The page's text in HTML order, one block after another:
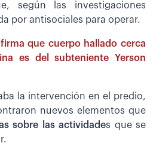
según las investigaciones
por antisociales para operar.
que cuerpo hallado cerca
es del subteniente Yerson
la intervención en el predio,
nuevos elementos que
sobre las actividades que se